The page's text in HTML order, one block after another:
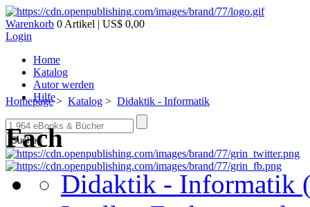
Warenkorb 0 Artikel | US$ 0,00
Login
Home
Katalog
Autor werden
Hilfe
Suche
Homepage> Katalog > Didaktik - Informatik
Fach
Didaktik - Informatik